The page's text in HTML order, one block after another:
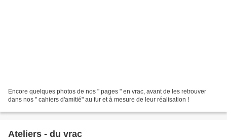
Encore quelques photos de nos " pages " en vrac, avant de les retrouver
dans nos " cahiers d'amitié" au fur et à mesure de leur réalisation !
Ateliers - du vrac